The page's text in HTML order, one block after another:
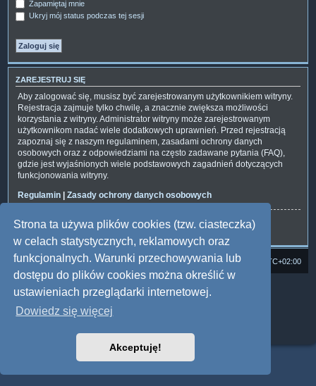
Strona ta używa plików cookies (tzw. ciasteczka)
w celach statystycznych, reklamowych oraz
funkcjonalnych. Warunki przechowywania lub
dostępu do plików cookies można określić w
ustawieniach przeglądarki internetowej.
Dowiedz się więcej
Akceptuję!
Zapamiętaj mnie
Ukryj mój status podczas tej sesji
ZAREJESTRUJ SIĘ
Aby zalogować się, musisz być zarejestrowanym użytkownikiem witryny.
Rejestracja zajmuje tylko chwilę, a znacznie zwiększa możliwości
korzystania z witryny. Administrator witryny może zarejestrowanym
użytkownikom nadać wiele dodatkowych uprawnień. Przed rejestracją
zapoznaj się z naszym regulaminem, zasadami ochrony danych
osobowych oraz z odpowiedziami na często zadawane pytania (FAQ),
gdzie jest wyjaśnionych wiele podstawowych zagadnień dotyczących
funkcjonowania witryny.
Regulamin | Zasady ochrony danych osobowych
Zarejestruj się
Strona domowa Forum Satedu Strefa czasowa UTC+02:00
Technologię dostarcza phpBB® Forum Software © phpBB Limited
Polski pakiet językowy dostarcza
phpBB.pl
Style: Multi Design by Joyce&Luna
Zasady ochrony danych osobowych